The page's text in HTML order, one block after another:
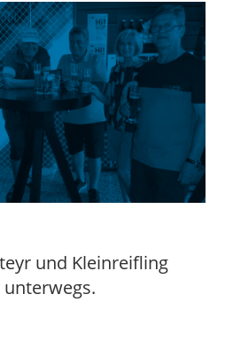
und Kleinreifling